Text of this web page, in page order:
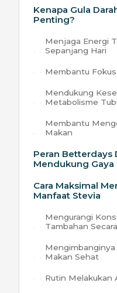
Kenapa Gula
Penting?
Menjaga Energi
Sepanjang Hari
Membantu
Mendukung
Metabolisme
Membantu
Makan
Peran Betterdays
Mendukung Gaya
Cara Maksimal
Manfaat Stevia
Mengurangi
Tambahan
Makan Sehat
Rutin Melakukan